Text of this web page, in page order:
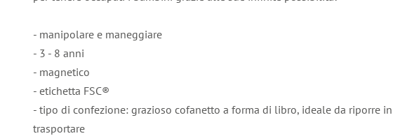
- manipolare e maneggiare
- 3 - 8 anni
- magnetico
- etichetta FSC®
- tipo di confezione: grazioso cofanetto a forma di libro, ideale da riporre
trasportare